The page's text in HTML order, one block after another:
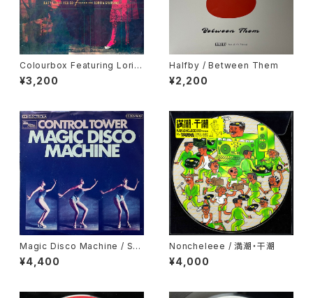
Colourbox Featuring Lorita
Grahame / Baby I Love You
So
¥3,200
Halfby / Between Them
¥2,200
Magic Disco Machine / Scr
atchin'
¥4,400
Noncheleee / 満潮・干潮
¥4,000